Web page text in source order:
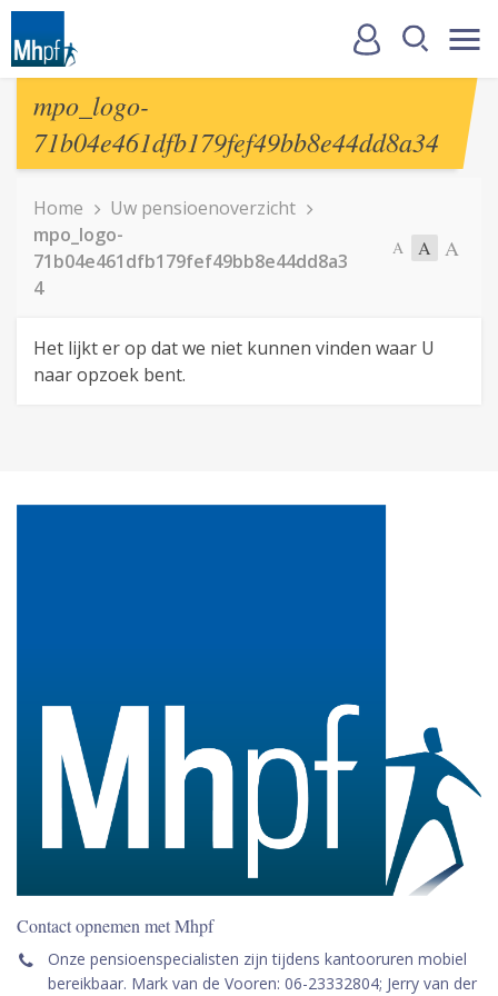
mpo_logo-
71b04e461dfb179fef49bb8e44dd8a34
Home
Uw pensioenoverzicht
mpo_logo-
71b04e461dfb179fef49bb8e44dd8a3
4
A A A
Het lijkt er op dat we niet kunnen vinden waar U
naar opzoek bent.
Contact opnemen met Mhpf
Onze pensioenspecialisten zijn tijdens kantooruren mobiel
bereikbaar. Mark van de Vooren: 06-23332804; Jerry van der